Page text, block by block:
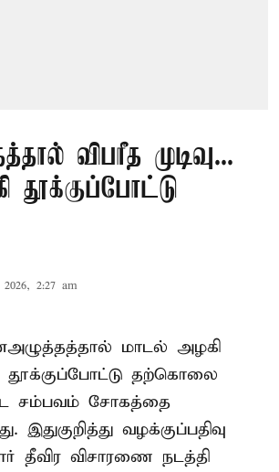
விபரீத முடிவு...
தூக்குப்போட்டு
2:27 am
மாடல் அழகி
தூக்குப்போட்டு தற்கொலை
சம்பவம் சோகத்தை
இதுகுறித்து வழக்குப்பதிவு
தீவிர விசாரணை நடத்தி